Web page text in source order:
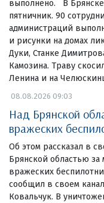
выполнено. В
пятничник. 90
администраций
и рисунки на домах
Дуки, Станке
Камозина. Траву
Ленина и на
08.08.2026 09:03
Над Брянской
вражеских
Об этом рассказал в
Брянской областью
вражеских
сообщил в своем
Ковальчук. В